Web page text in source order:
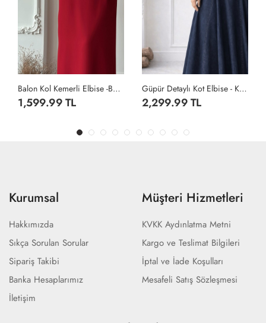
Güpür Detaylı Kot Elbise - Koyu Lacivert
2,299.99 TL
Alin Elbise - Siyah
959.99 TL
Kurumsal
Hakkımızda
Sıkça Sorulan Sorular
Sipariş Takibi
Banka Hesaplarımız
İletişim
Müşteri Hizmetleri
KVKK Aydınlatma Metni
Kargo ve Teslimat Bilgileri
İptal ve İade Koşulları
Mesafeli Satış Sözleşmesi